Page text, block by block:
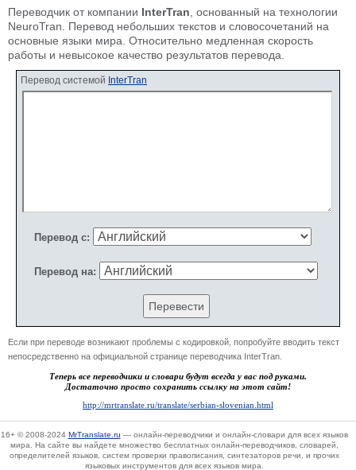
Переводчик от компании InterTran , основанный на технологии
NeuroTran. Перевод небольших текстов и словосочетаний на
основные языки мира. Относительно медленная скорость
работы и невысокое качество результатов перевода.
Перевод системой InterTran
Перевод с:
Перевод на:
Если при переводе возникают проблемы с кодировкой, попробуйте вводить текст
непосредственно на официальной странице переводчика InterTran.
Теперь все переводчики и словари будут всегда у вас под руками.
Достаточно просто сохранить ссылку на этот сайт!
http://mrtranslate.ru/translate/serbian-slovenian.html
16+© 2008-2024 MrTranslate.ru — онлайн-переводчики и онлайн-словари для всех языков
мира. На сайте вы найдете множество бесплатных онлайн-переводчиков, словарей,
определителей языков, систем проверки правописания, синтезаторов речи, и прочих
языковых инструментов для всех языков мира.